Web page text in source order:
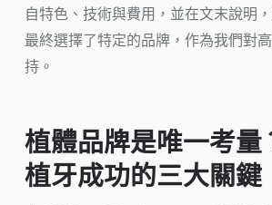
自特色、技術與費用，並在文末說明
最終選擇了特定的品牌，作為我們對
持。
植體品牌是唯一考量
植牙成功的三大關鍵